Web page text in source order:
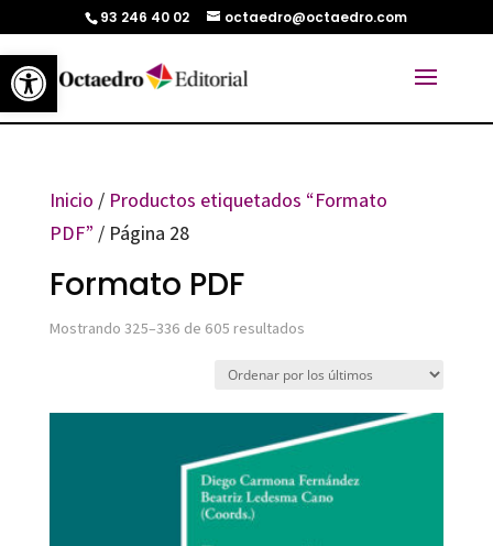
Abrir barra de herramientas
93 246 40 02 octaedro@octaedro.com
Inicio / Productos etiquetados “Formato
PDF” / Página 28
Formato PDF
Mostrando 325–336 de 605 resultadosOrdenado
últimos